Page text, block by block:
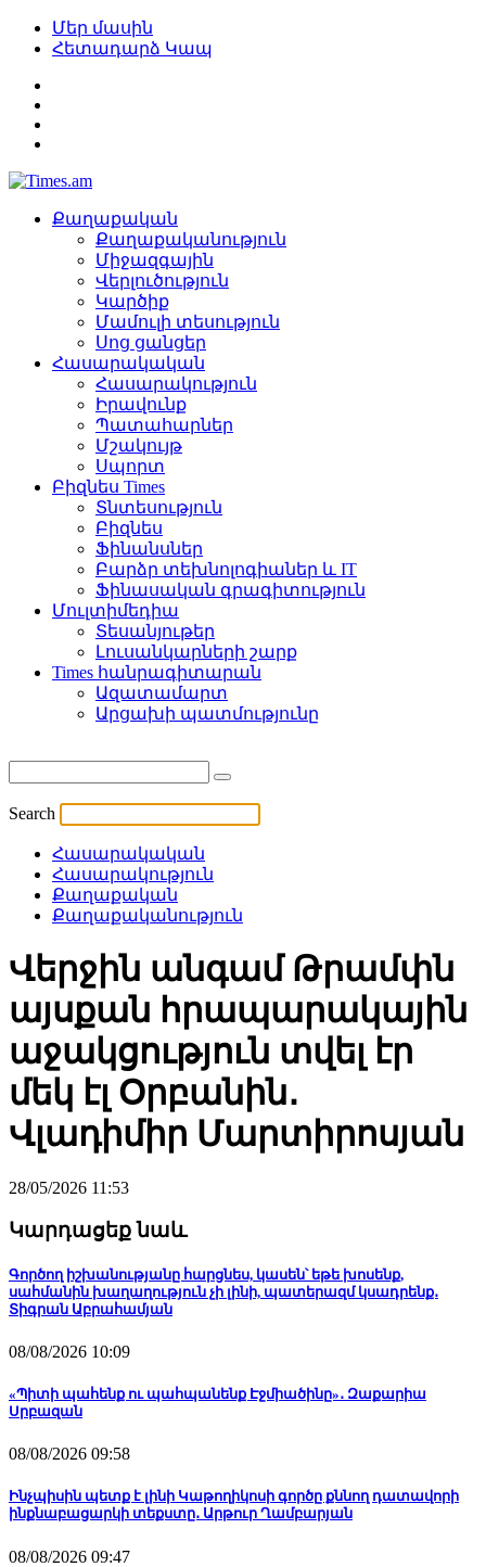
Մեր մասին
Հետադարձ Կապ
Քաղաքական
Քաղաքականություն
Միջազգային
Վերլուծություն
Կարծիք
Մամուլի տեսություն
Սոց ցանցեր
Հասարակական
Հասարակություն
Իրավունք
Պատահարներ
Մշակույթ
Սպորտ
Բիզնես Times
Տնտեսություն
Բիզնես
Ֆինանսներ
Բարձր տեխնոլոգիաներ և IT
Ֆինասական գրագիտություն
Մուլտիմեդիա
Տեսանյութեր
Լուսանկարների շարք
Times հանրագիտարան
Ազատամարտ
Արցախի պատմությունը
Search
Հասարակական
Հասարակություն
Քաղաքական
Քաղաքականություն
Վերջին անգամ Թրամփն
այսքան հրապարակային
աջակցություն տվել էր
մեկ էլ Օրբանին․
Վլադիմիր Մարտիրոսյան
28/05/2026 11:53
Կարդացեք նաև
Գործող իշխանությանը հարցնես, կասեն՝ եթե խոսենք,
սահմանին խաղաղություն չի լինի, պատերազմ կսադրենք․
Տիգրան Աբրահամյան
08/08/2026 10:09
«Պիտի պահենք ու պահպանենք Էջմիածինը»․ Զաքարիա
Սրբազան
08/08/2026 09:58
Ինչպիսին պետք է լինի Կաթողիկոսի գործը քննող դատավորի
ինքնաբացարկի տեքստը․ Արթուր Ղամբարյան
08/08/2026 09:47